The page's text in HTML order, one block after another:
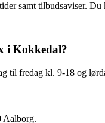
samt tilbudsaviser.
i Kokkedal?
til fredag kl. 9-18 og
Aalborg.